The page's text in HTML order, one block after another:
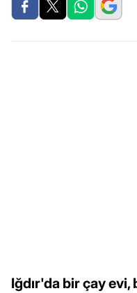
Iğdır'da bir çay